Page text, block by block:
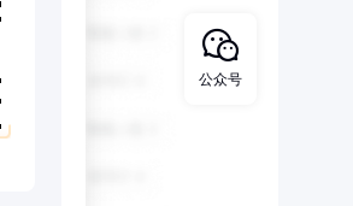
公众号